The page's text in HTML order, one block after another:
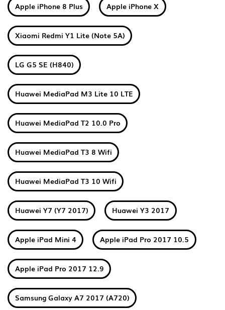
Apple iPhone 8 Plus Apple iPhone X
Xiaomi Redmi Y1 Lite (Note 5A)
LG G5 SE (H840)
Huawei MediaPad M3 Lite 10 LTE
Huawei MediaPad T2 10.0 Pro
Huawei MediaPad T3 8 Wifi
Huawei MediaPad T3 10 Wifi
Huawei Y7 (Y7 2017) Huawei Y3 2017
Apple iPad Mini 4 Apple iPad Pro 2017 10.5
Apple iPad Pro 2017 12.9
Samsung Galaxy A7 2017 (A720)